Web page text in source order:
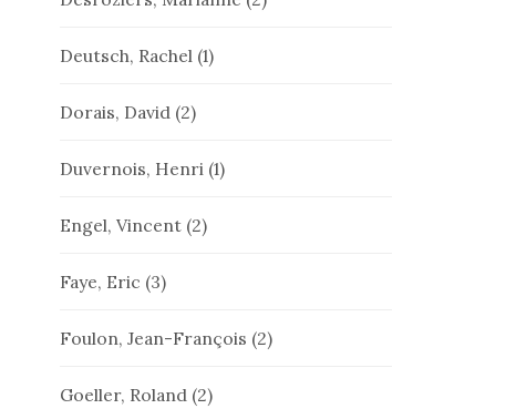
Deutsch, Rachel (1)
Dorais, David (2)
Duvernois, Henri (1)
Engel, Vincent (2)
Faye, Eric (3)
Foulon, Jean-François (2)
Goeller, Roland (2)